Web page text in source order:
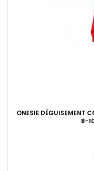
ONESIE DÉGUISEMENT
8-